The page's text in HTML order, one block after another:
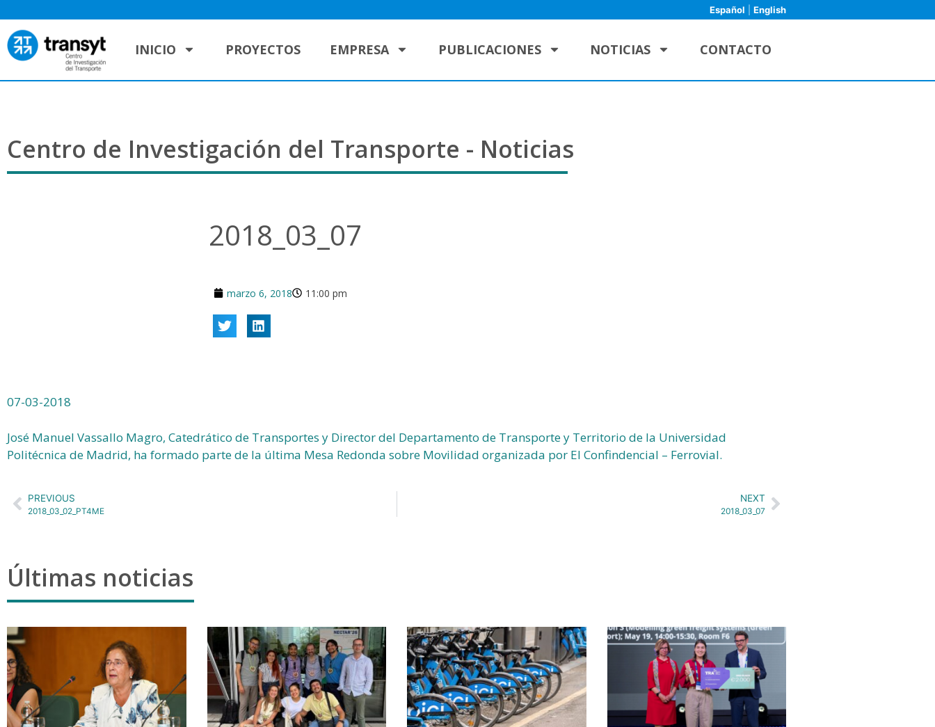
Español English
INICIO PROYECTOS EMPRESA PUBLICACIONES NOTICIAS CONTACTO
Centro de Investigación del Transporte - Noticias
2018_03_07
marzo 6, 2018 11:00 pm
07-03-2018
José Manuel Vassallo Magro, Catedrático de Transportes y Director del Departamento de Transporte y Territorio de la Universidad
Politécnica de Madrid, ha formado parte de la última Mesa Redonda sobre Movilidad organizada por El Confindencial – Ferrovial.
PREVIOUS
2018_03_02_PT4ME
NEXT
2018_03_07
Últimas noticias